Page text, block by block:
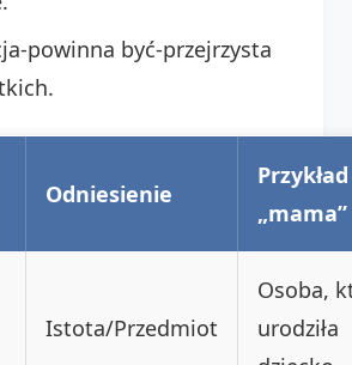
powinna być-przejrzysta
Odniesienie
„mama”
Istota/Przedmiot
Osoba,
urodziła